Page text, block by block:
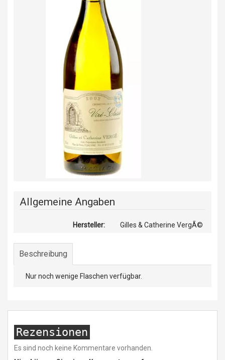
Allgemeine Angaben
Hersteller: Gilles & Catherine VergÃ©
Beschreibung
Nur noch wenige Flaschen verfügbar.
Rezensionen
Es sind noch keine Kommentare vorhanden.